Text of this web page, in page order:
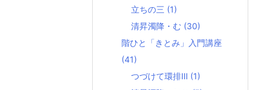
立ちの三 (1)
清昇濁降・む (30)
階ひと「きとみ」入門講座
(41)
つづけて環排Ⅲ (1)